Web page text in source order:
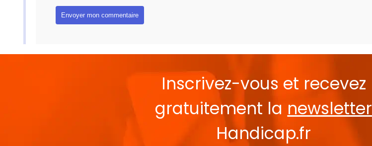
Inscrivez-vous et recevez
gratuitement la newsletter
Handicap.fr